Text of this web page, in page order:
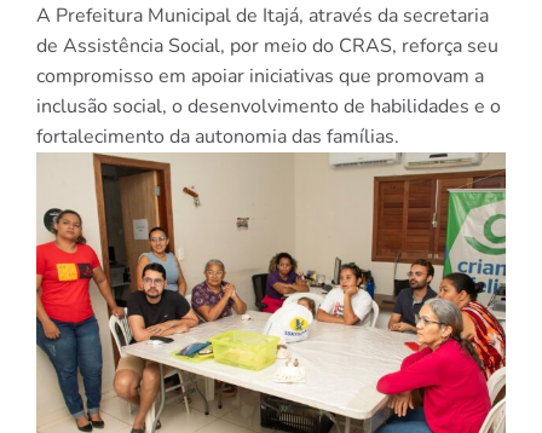
A Prefeitura Municipal de Itajá, através da secretaria
de Assistência Social, por meio do CRAS, reforça seu
compromisso em apoiar iniciativas que promovam a
inclusão social, o desenvolvimento de habilidades e o
fortalecimento da autonomia das famílias.